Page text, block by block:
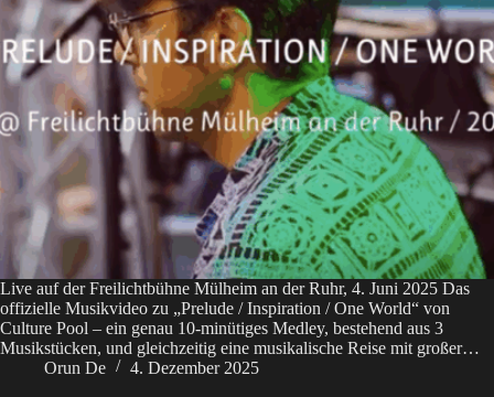
Live auf der Freilichtbühne Mülheim an der Ruhr, 4. Juni 2025 Das
offizielle Musikvideo zu „Prelude / Inspiration / One World“ von
Culture Pool – ein genau 10-minütiges Medley, bestehend aus 3
Musikstücken, und gleichzeitig eine musikalische Reise mit großer…
Orun De
4. Dezember 2025